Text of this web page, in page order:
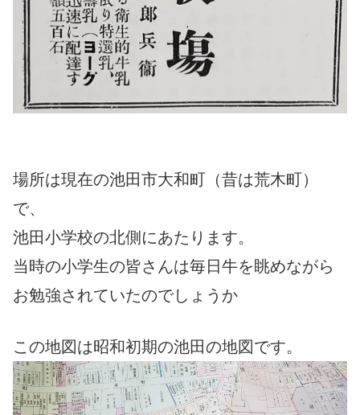
場所は現在の池田市大和町（昔は荒木町）
で、
池田小学校の北側にあたります。
当時の小学生の皆さんは毎日牛を眺めながら
お勉強されていたのでしょうか
この地図は昭和初期の池田の地図です。